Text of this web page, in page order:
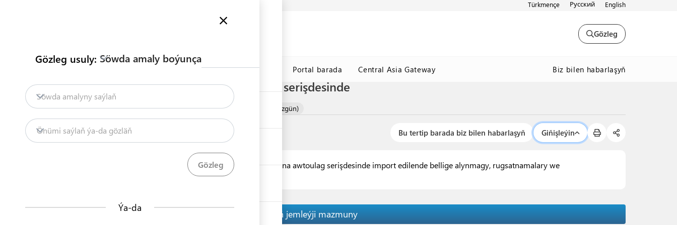
Türkmençe Русский English
Gözleg
Söwdany seljermek TDHÇMB Portal barada Central Asia Gateway Biz bilen habarlaşyň
Mazmuny
Söwdany seljermek
Gözleg usuly: Söwda amaly boýunça
Söwda amalyny saýlaň
Önümi saýlaň ýa-da gözläň
Ýa-da
Tekstil önümleriniň importy, awtoulag serişdesinde
Import Tekstil önümleri Tekstil önümleriniň importy (doly düzgün)
Bu tertip barada biz bilen habarlaşyň Giňişleýin
Bu tertip import ediji tarapyndan tekstil önümleri Türkmenistana awtoulag serişdesinde import edilende bellige alynmagy, rugsatnamalary we
Tertibiň jemleýji mazmuny